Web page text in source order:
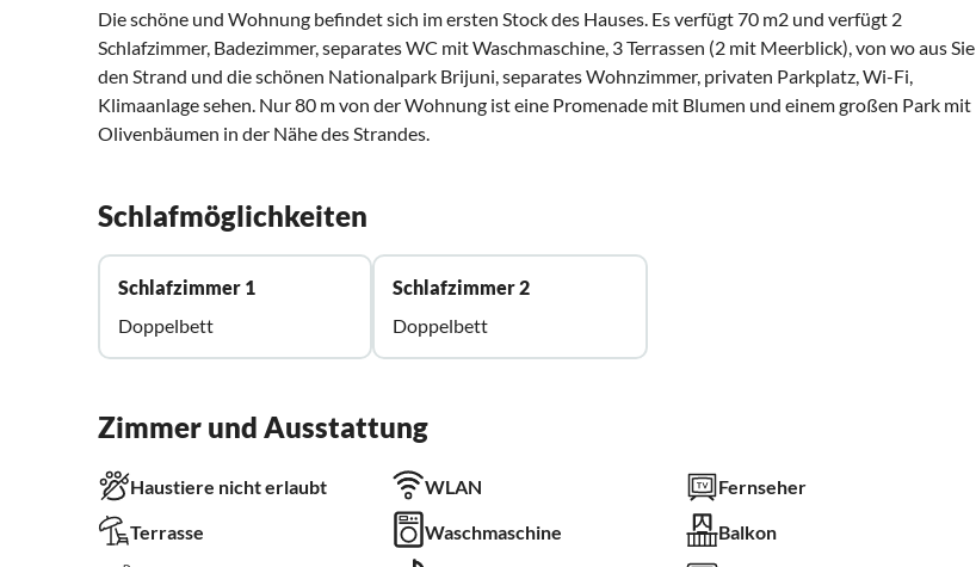
Die schöne und Wohnung befindet sich im ersten Stock des Hauses. Es verfügt 70 m2 und verfügt 2
Schlafzimmer, Badezimmer, separates WC mit Waschmaschine, 3 Terrassen (2 mit Meerblick), von wo aus Sie
den Strand und die schönen Nationalpark Brijuni, separates Wohnzimmer, privaten Parkplatz, Wi-Fi,
Klimaanlage sehen. Nur 80 m von der Wohnung ist eine Promenade mit Blumen und einem großen Park mit
Olivenbäumen in der Nähe des Strandes.
Schlafmöglichkeiten
Schlafzimmer 1
Doppelbett
Schlafzimmer 2
Doppelbett
Zimmer und Ausstattung
Haustiere nicht erlaubt WLAN
Fernseher
Terrasse
Waschmaschine Balkon